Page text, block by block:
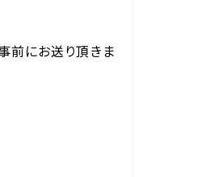
前にお送り頂きま